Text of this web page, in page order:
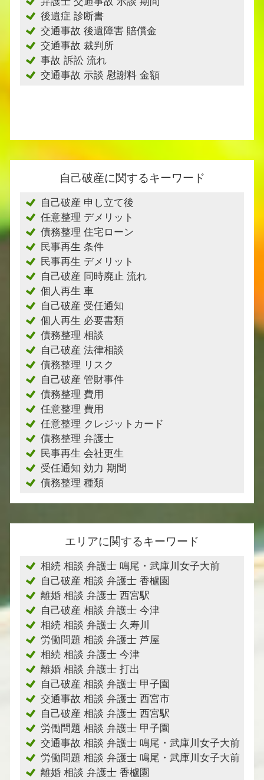
後遺症 診断書
交通事故 後遺障害 賠償金
交通事故 裁判所
事故 訴訟 流れ
交通事故 示談 慰謝料 金額
自己破産に関するキーワード
自己破産 申し立て後
任意整理 デメリット
債務整理 住宅ローン
民事再生 条件
民事再生 デメリット
自己破産 同時廃止 流れ
個人再生 車
自己破産 受任通知
個人再生 必要書類
債務整理 相談
自己破産 法律相談
債務整理 リスク
自己破産 管財事件
債務整理 費用
任意整理 費用
任意整理 クレジットカード
債務整理 弁護士
民事再生 会社更生
受任通知 効力 期間
債務整理 種類
エリアに関するキーワード
相続 相談 弁護士 鳴尾・武庫川女子大前
自己破産 相談 弁護士 香櫨園
離婚 相談 弁護士 西宮駅
自己破産 相談 弁護士 今津
相続 相談 弁護士 久寿川
労働問題 相談 弁護士 芦屋
相続 相談 弁護士 今津
離婚 相談 弁護士 打出
自己破産 相談 弁護士 甲子園
交通事故 相談 弁護士 西宮市
自己破産 相談 弁護士 西宮駅
労働問題 相談 弁護士 甲子園
交通事故 相談 弁護士 鳴尾・武庫川女子大前
労働問題 相談 弁護士 鳴尾・武庫川女子大前
離婚 相談 弁護士 香櫨園